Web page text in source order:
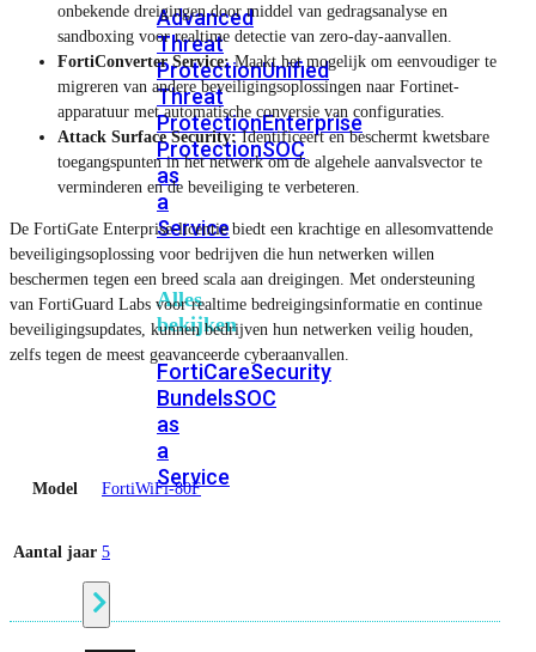
Advanced
Threat
ProtectionUnified
Threat
ProtectionEnterprise
ProtectionSOC
as
a
Service
Alles
bekijken
FortiCareSecurity
BundelsSOC
as
a
Service
Endpoint
onbekende dreigingen door middel van gedragsanalyse en
sandboxing voor realtime detectie van zero-day-aanvallen.
FortiConverter Service: Maakt het mogelijk om eenvoudiger te
migreren van andere beveiligingsoplossingen naar Fortinet-
apparatuur met automatische conversie van configuraties.
Attack Surface Security:Identificeert en beschermt kwetsbare
toegangspunten in het netwerk om de algehele aanvalsvector te
verminderen en de beveiliging te verbeteren.
De FortiGate Enterprise-licentie biedt een krachtige en allesomvattende
beveiligingsoplossing voor bedrijven die hun netwerken willen
beschermen tegen een breed scala aan dreigingen. Met ondersteuning
van FortiGuard Labs voor realtime bedreigingsinformatie en continue
beveiligingsupdates, kunnen bedrijven hun netwerken veilig houden,
zelfs tegen de meest geavanceerde cyberaanvallen.
Model FortiWiFi-80F
Aantal jaar 5